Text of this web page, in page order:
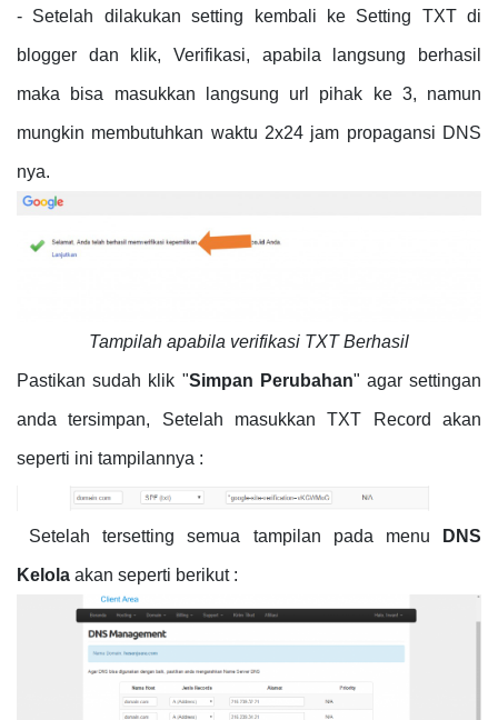
- Setelah dilakukan setting kembali ke Setting TXT di
blogger dan klik, Verifikasi, apabila langsung berhasil
maka bisa masukkan langsung url pihak ke 3, namun
mungkin membutuhkan waktu 2x24 jam propagansi DNS
nya.
Tampilah apabila verifikasi TXT Berhasil
Pastikan sudah klik "Simpan Perubahan" agar settingan
anda tersimpan, Setelah masukkan TXT Record akan
seperti ini tampilannya :
Setelah tersetting semua tampilan pada menu DNS
Kelola akan seperti berikut :